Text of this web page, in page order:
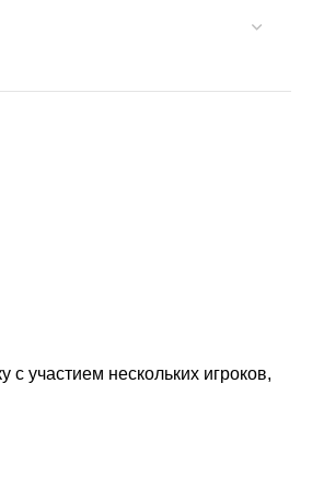
участием нескольких игроков,